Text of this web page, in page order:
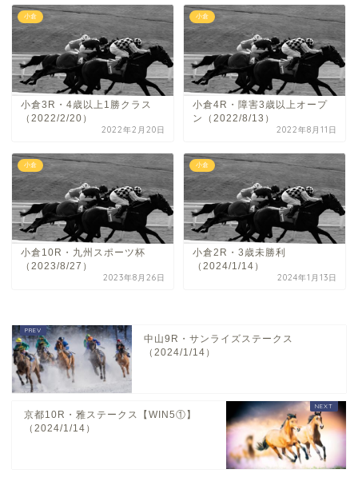
小倉
小倉3R・4歳以上1勝クラス
（2022/2/20）
2022年2月20日
小倉
小倉4R・障害3歳以上オープ
ン（2022/8/13）
2022年8月11日
小倉
小倉10R・九州スポーツ杯
（2023/8/27）
2023年8月26日
小倉
小倉2R・3歳未勝利
（2024/1/14）
2024年1月13日
中山9R・サンライズステークス
（2024/1/14）
京都10R・雅ステークス【WIN5①】
（2024/1/14）